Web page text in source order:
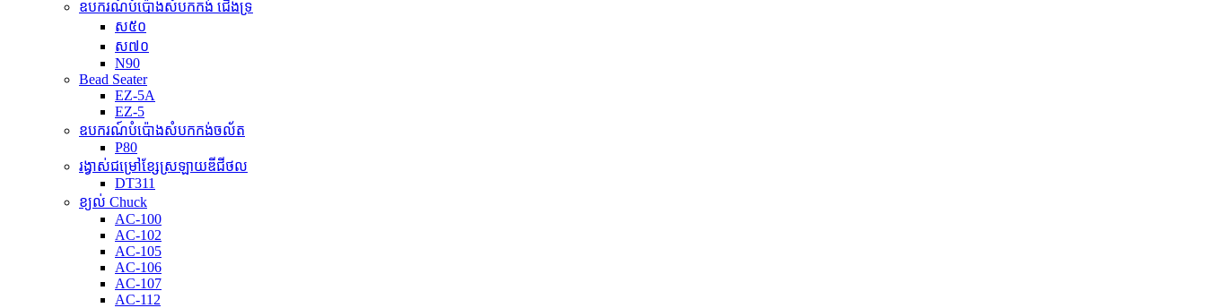
ឧបករណ៍បំប៉ោងសំបកកង់ ជើងទ្រ
ស៥០
ស៧០
N90
Bead Seater
EZ-5A
EZ-5
ឧបករណ៍បំប៉ោងសំបកកង់ចល័ត
P80
រង្វាស់ជម្រៅខ្សែស្រឡាយឌីជីថល
DT311
ខ្យល់ Chuck
AC-100
AC-102
AC-105
AC-106
AC-107
AC-112